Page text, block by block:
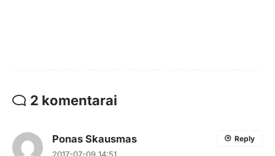
2 komentarai
Ponas Skausmas
2017-07-09 14:51
Reply